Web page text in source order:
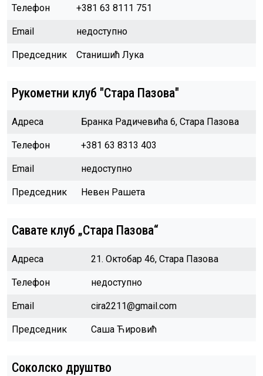
Телефон +381 63 8111 751
Email недоступно
Председник Станишић Лука
Рукометни клуб "Стара Пазова"
Адреса Бранка Радичевића 6, Стара Пазова
Телефон +381 63 8313 403
Email недоступно
Председник Невен Рашета
Савате клуб „Стара Пазова“
Адреса 21. Октобар 46, Стара Пазова
Телефон недоступно
Email cira2211@gmail.com
Председник Саша Ћировић
Соколско друштво